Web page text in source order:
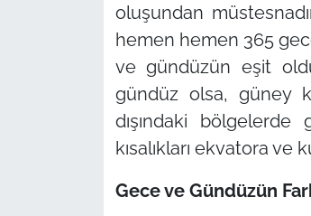
oluşundan
hemen hemen 365
ve gündüzün eşit
gündüz olsa, güney
dışındaki
kısalıkları ekvatora ve
Gece ve Gündüzün